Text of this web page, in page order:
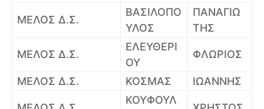
ΜΕΛΟΣ Δ.Σ.
ΒΑΣΙΛΟΠΟ
ΥΛΟΣ
ΠΑΝΑΓΙΩ
ΤΗΣ
ΜΕΛΟΣ Δ.Σ.
ΕΛΕΥΘΕΡΙ
ΟΥ
ΦΛΩΡΙΟΣ
ΜΕΛΟΣ Δ.Σ. ΚΟΣΜΑΣ ΙΩΑΝΝΗΣ
ΚΟΥΦΟΥΛ